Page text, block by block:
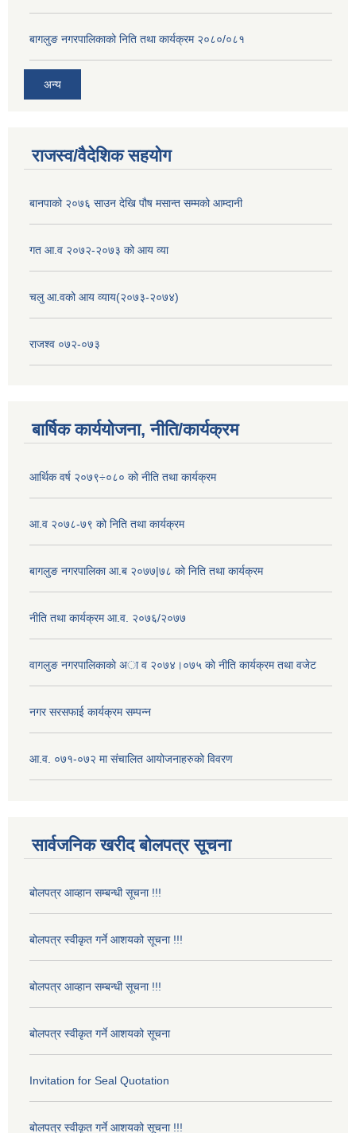
बागलुङ नगरपालिकाको निति तथा कार्यक्रम २०८०/०८१
अन्य
राजस्व/वैदेशिक सहयोग
बानपाको २०७६ साउन देखि पौष मसान्त सम्मको आम्दानी
गत आ.व २०७२-२०७३ को आय व्या
चलु आ.वको आय व्याय(२०७३-२०७४)
राजश्व ०७२-०७३
बार्षिक कार्ययोजना, नीति/कार्यक्रम
आर्थिक वर्ष २०७९÷०८० को नीति तथा कार्यक्रम
आ.व २०७८-७९ को निति तथा कार्यक्रम
बागलुङ नगरपालिका आ.ब २०७७|७८ को निति तथा कार्यक्रम
नीति तथा कार्यक्रम आ.व. २०७६/२०७७
वागलुङ नगरपालिकाकाे अा‍ व २०७४।०७५ काे नीति कार्यक्रम तथा वजेट
नगर सरसफाई कार्यक्रम सम्पन्न
आ.व. ०७१-०७२ मा संचालित आयोजनाहरुको विवरण
सार्वजनिक खरीद बोलपत्र सूचना
बोलपत्र आव्हान सम्बन्धी सूचना !!!
बोलपत्र स्वीकृत गर्ने आशयको सूचना !!!
बोलपत्र आव्हान सम्बन्धी सूचना !!!
बोलपत्र स्वीकृत गर्ने आशयको सूचना
Invitation for Seal Quotation
बोलपत्र स्वीकृत गर्ने आशयको सूचना !!!